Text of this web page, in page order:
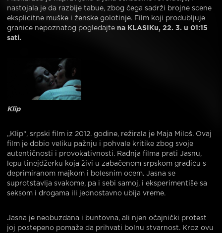
nastojala je da razbije tabue, zbog čega sadrži brojne scene
eksplicitne muške i ženske golotinje. Film koji produbljuje
granice nepoznatog pogledajte na KLASIKu, 22. 3. u 01:15
sati.
Klip
„Klip“, srpski film iz 2012. godine, režirala je Maja Miloš. Ovaj
film je dobio veliku pažnju i pohvale kritike zbog svoje
autentičnosti i provokativnosti. Radnja filma prati Jasnu,
lepu tinejdžerku koja živi u zabačenom srpskom gradiću s
deprimiranom majkom i bolesnim ocem. Jasna se
suprotstavlja svakome, pa i sebi samoj, i eksperimentiše sa
seksom i drogama ili jednostavno ubija vreme.
Jasna je neobuzdana i buntovna, ali njen očajnički protest
joj postepeno pomaže da prihvati bolnu stvarnost. Kroz ovu